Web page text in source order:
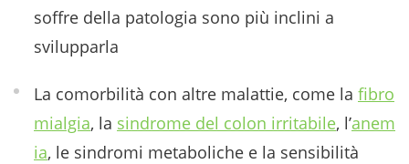
soffre della patologia sono più inclini a
svilupparla
La comorbilità con altre malattie, come la fibro
mialgia, la sindrome del colon irritabile, l’anem
ia, le sindromi metaboliche e la sensibilità